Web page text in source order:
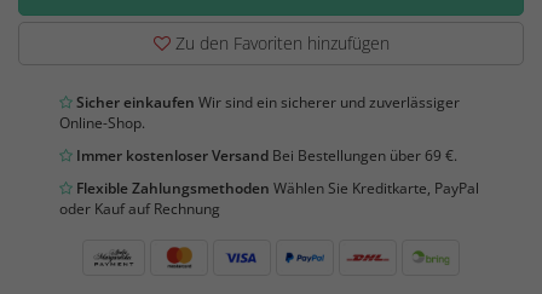
Zu den Favoriten hinzufügen
Sicher einkaufen Wir sind ein sicherer und zuverlässiger
Online-Shop.
Immer kostenloser Versand Bei Bestellungen über 69 €.
Flexible Zahlungsmethoden Wählen Sie Kreditkarte, PayPal
oder Kauf auf Rechnung